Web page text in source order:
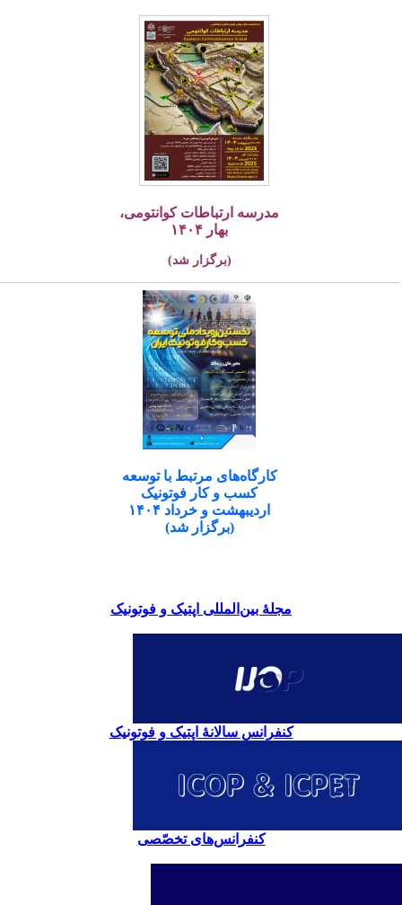
مدرسه ارتباطات کوانتومی،
بهار ۱۴۰۴
(برگزار شد)
کارگاه‌های مرتبط با توسعه
کسب و کار فوتونیک
اردیبهشت و خرداد ۱۴۰۴
(برگزار شد)
مجلۀ بین‌المللی اپتیک و فوتونیک
کنفرانس سالانۀ اپتیک و فوتونیک
کنفرانس‌های تخصّصی